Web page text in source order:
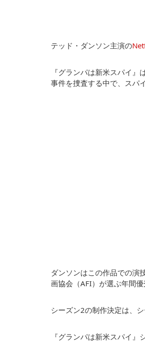
テッド・ダンソン主演の
『グランパは新米スパイ
事件を捜査する中で、スパ
ダンソンはこの作品での演
画協会（AFI）が選ぶ年間
シーズン2の制作決定は、
『グランパは新米スパイ